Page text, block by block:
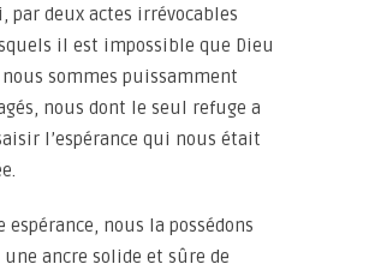
par deux actes irrévocables
il est impossible que Dieu
sommes puissamment
nous dont le seul refuge a
l’espérance qui nous était
espérance, nous la possédons
ancre solide et sûre de